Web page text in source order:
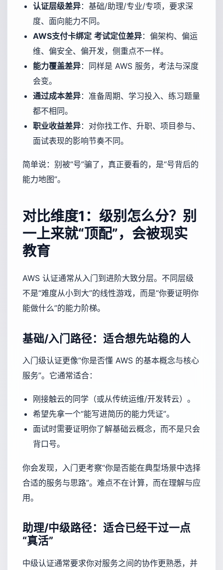
认证层级差异：基础/助理/专业/专项，要求深
度、面向能力不同。
AWS支付卡绑定 考试定位差异：偏架构、偏运
维、偏安全、偏开发，侧重点不一样。
能力覆盖差异：同样是 AWS 服务，考法与深度
会变。
通过成本差异：准备周期、学习投入、练习题量
都不相同。
职业收益差异：对你找工作、升职、项目参与、
面试表现的影响节奏不同。
简单说：别被“号”骗了，真正要看的，是“号背后的
能力地图”。
对比维度1：级别怎么分？别
一上来就“顶配”，会被现实
教育
AWS 认证通常从入门到进阶大致分层。不同层级
不是“难度从小到大”的线性游戏，而是“你要证明你
能做什么”的能力阶梯。
基础/入门路径：适合想先站稳的人
入门级认证更像“你是否懂 AWS 的基本概念与核心
服务”。它通常适合：
刚接触云的同学（或从传统运维/开发转云）。
希望先拿一个“能写进简历的能力凭证”。
面试时需要证明你了解基础云概念，而不是只会
背口号。
你会发现，入门更考察“你是否能在典型场景中选择
合适的服务与思路”。难点不在计算，而在理解与应
用。
助理/中级路径：适合已经干过一点
“真活”
中级认证通常要求你对服务之间的协作更熟悉，并